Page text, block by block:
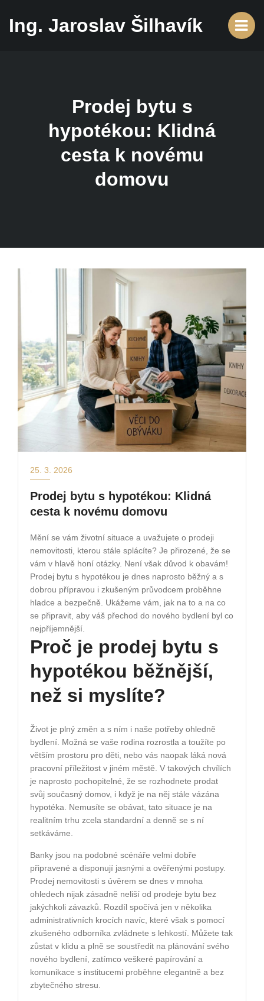
Ing. Jaroslav Šilhavík
Prodej bytu s
hypotékou: Klidná
cesta k novému
domovu
25. 3. 2026
Prodej bytu s hypotékou: Klidná
cesta k novému domovu
Mění se vám životní situace a uvažujete o prodeji
nemovitosti, kterou stále splácíte? Je přirozené, že se
vám v hlavě honí otázky. Není však důvod k obavám!
Prodej bytu s hypotékou je dnes naprosto běžný a s
dobrou přípravou i zkušeným průvodcem proběhne
hladce a bezpečně. Ukážeme vám, jak na to a na co
se připravit, aby váš přechod do nového bydlení byl co
nejpříjemnější.
Proč je prodej bytu s
hypotékou běžnější,
než si myslíte?
Život je plný změn a s ním i naše potřeby ohledně
bydlení. Možná se vaše rodina rozrostla a toužíte po
větším prostoru pro děti, nebo vás naopak láká nová
pracovní příležitost v jiném městě. V takových chvílích
je naprosto pochopitelné, že se rozhodnete prodat
svůj současný domov, i když je na něj stále vázána
hypotéka. Nemusíte se obávat, tato situace je na
realitním trhu zcela standardní a denně se s ní
setkáváme.
Banky jsou na podobné scénáře velmi dobře
připravené a disponují jasnými a ověřenými postupy.
Prodej nemovitosti s úvěrem se dnes v mnoha
ohledech nijak zásadně neliší od prodeje bytu bez
jakýchkoli závazků. Rozdíl spočívá jen v několika
administrativních krocích navíc, které však s pomocí
zkušeného odborníka zvládnete s lehkostí. Můžete tak
zůstat v klidu a plně se soustředit na plánování svého
nového bydlení, zatímco veškeré papírování a
komunikace s institucemi proběhne elegantně a bez
zbytečného stresu.